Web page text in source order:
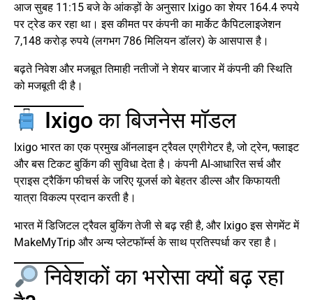
आज सुबह 11:15 बजे के आंकड़ों के अनुसार Ixigo का शेयर 164.4 रुपये
पर ट्रेड कर रहा था। इस कीमत पर कंपनी का मार्केट कैपिटलाइजेशन
7,148 करोड़ रुपये (लगभग 786 मिलियन डॉलर) के आसपास है।
बढ़ते निवेश और मजबूत तिमाही नतीजों ने शेयर बाजार में कंपनी की स्थिति
को मजबूती दी है।
Ixigo का बिजनेस मॉडल
Ixigo भारत का एक प्रमुख ऑनलाइन ट्रैवल एग्रीगेटर है, जो ट्रेन, फ्लाइट
और बस टिकट बुकिंग की सुविधा देता है। कंपनी AI-आधारित सर्च और
प्राइस ट्रैकिंग फीचर्स के जरिए यूजर्स को बेहतर डील्स और किफायती
यात्रा विकल्प प्रदान करती है।
भारत में डिजिटल ट्रैवल बुकिंग तेजी से बढ़ रही है, और Ixigo इस सेगमेंट में
MakeMyTrip और अन्य प्लेटफॉर्म्स के साथ प्रतिस्पर्धा कर रहा है।
निवेशकों का भरोसा क्यों बढ़ रहा